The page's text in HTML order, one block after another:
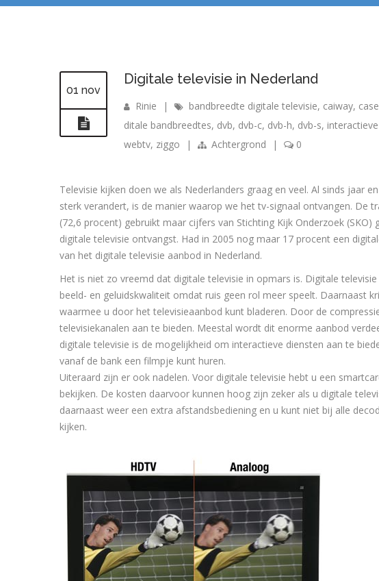
01 nov
Digitale televisie in Nederland
Rinie | bandbreedte digitale televisie, caiway,
ditale bandbreedtes, dvb, dvb-c, dvb-h, dvb-s,
webtv, ziggo | Achtergrond | 0
Televisie kijken doen we als Nederlanders graag en veel. Al sinds jaar
sterk verandert, is de manier waarop we het tv-signaal ontvangen. De
(72,6 procent) gebruikt maar cijfers van Stichting Kijk Onderzoek
digitale televisie ontvangst. Had in 2005 nog maar 17 procent een
van het digitale televisie aanbod in Nederland.
Het is niet zo vreemd dat digitale televisie in opmars is. Digitale
beeld- en geluidskwaliteit omdat ruis geen rol meer speelt. Daarnaast
waarmee u door het televisieaanbod kunt bladeren. Door de
televisiekanalen aan te bieden. Meestal wordt dit enorme aanbod
digitale televisie is de mogelijkheid om interactieve diensten aan te
vanaf de bank een filmpje kunt huren.
Uiteraard zijn er ook nadelen. Voor digitale televisie hebt u een
bekijken. De kosten daarvoor kunnen hoog zijn zeker als u digitale
daarnaast weer een extra afstandsbediening en u kunt niet bij alle
kijken.